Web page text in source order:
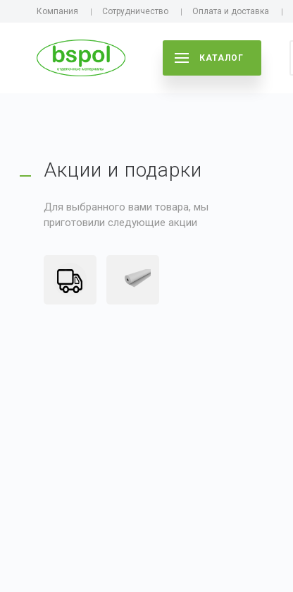
Компания Сотрудничество Оплата и доставка
КАТАЛОГ
Акции и подарки
Для выбранного вами товара, мы
приготовили следующие акции